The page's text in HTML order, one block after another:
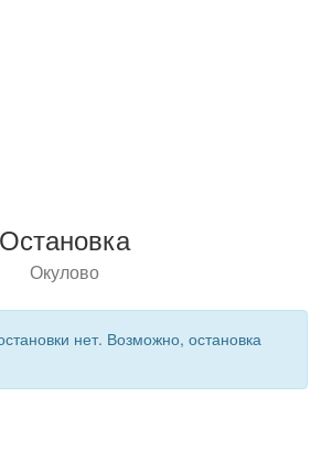
Остановка
Окулово
нет. Возможно, остановка